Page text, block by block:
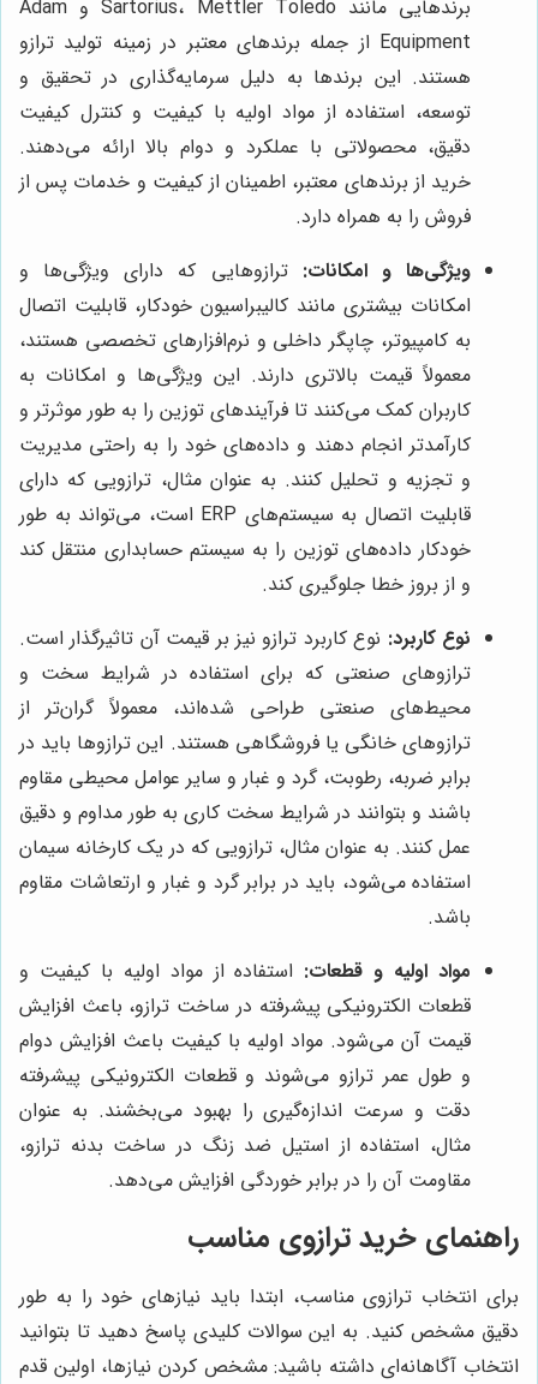
برندهایی مانند Sartorius، Mettler Toledo و Adam
Equipment از جمله برندهای معتبر در زمینه تولید ترازو
هستند. این برندها به دلیل سرمایه‌گذاری در تحقیق و
توسعه، استفاده از مواد اولیه با کیفیت و کنترل کیفیت
دقیق، محصولاتی با عملکرد و دوام بالا ارائه می‌دهند.
خرید از برندهای معتبر، اطمینان از کیفیت و خدمات پس از
فروش را به همراه دارد.
ویژگی‌ها و امکانات: ترازوهایی که دارای ویژگی‌ها و
امکانات بیشتری مانند کالیبراسیون خودکار، قابلیت اتصال
به کامپیوتر، چاپگر داخلی و نرم‌افزارهای تخصصی هستند،
معمولاً قیمت بالاتری دارند. این ویژگی‌ها و امکانات به
کاربران کمک می‌کنند تا فرآیندهای توزین را به طور موثرتر و
کارآمدتر انجام دهند و داده‌های خود را به راحتی مدیریت
و تجزیه و تحلیل کنند. به عنوان مثال، ترازویی که دارای
قابلیت اتصال به سیستم‌های ERP است، می‌تواند به طور
خودکار داده‌های توزین را به سیستم حسابداری منتقل کند
و از بروز خطا جلوگیری کند.
نوع کاربرد: نوع کاربرد ترازو نیز بر قیمت آن تاثیرگذار است.
ترازوهای صنعتی که برای استفاده در شرایط سخت و
محیط‌های صنعتی طراحی شده‌اند، معمولاً گران‌تر از
ترازوهای خانگی یا فروشگاهی هستند. این ترازوها باید در
برابر ضربه، رطوبت، گرد و غبار و سایر عوامل محیطی مقاوم
باشند و بتوانند در شرایط سخت کاری به طور مداوم و دقیق
عمل کنند. به عنوان مثال، ترازویی که در یک کارخانه سیمان
استفاده می‌شود، باید در برابر گرد و غبار و ارتعاشات مقاوم
باشد.
مواد اولیه و قطعات: استفاده از مواد اولیه با کیفیت و
قطعات الکترونیکی پیشرفته در ساخت ترازو، باعث افزایش
قیمت آن می‌شود. مواد اولیه با کیفیت باعث افزایش دوام
و طول عمر ترازو می‌شوند و قطعات الکترونیکی پیشرفته
دقت و سرعت اندازه‌گیری را بهبود می‌بخشند. به عنوان
مثال، استفاده از استیل ضد زنگ در ساخت بدنه ترازو،
مقاومت آن را در برابر خوردگی افزایش می‌دهد.
راهنمای خرید ترازوی مناسب
برای انتخاب ترازوی مناسب، ابتدا باید نیازهای خود را به طور
دقیق مشخص کنید. به این سوالات کلیدی پاسخ دهید تا بتوانید
انتخاب آگاهانه‌ای داشته باشید: مشخص کردن نیازها، اولین قدم